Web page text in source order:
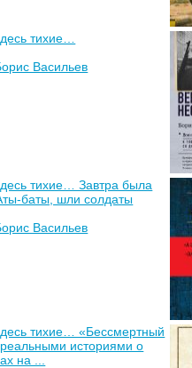
тихие…
Васильев
тихие… Завтра была
баты, шли солдаты
Васильев
тихие… «Бессмертный
историями о
на ...